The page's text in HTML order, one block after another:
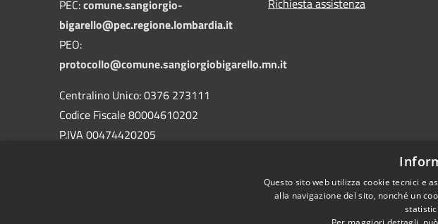
PEC:comune.sangiorgio-
bigarello@pec.regione.lombardia.it
PEO:
protocollo@comune.sangiorgiobigarello.mn.it
Centralino Unico: 0376 273111
Codice Fiscale 80004610202
P.IVA 00474420205
Questo sito web utilizza cookie tecnici e
alla navigazione del sito, nonché un